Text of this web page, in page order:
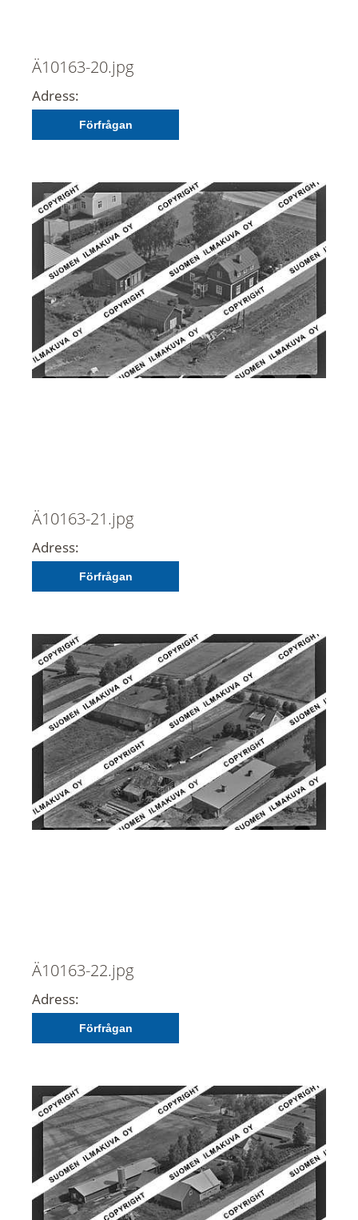
Ä10163-20.jpg
Adress:
Förfrågan
Ä10163-21.jpg
Adress:
Förfrågan
Ä10163-22.jpg
Adress:
Förfrågan